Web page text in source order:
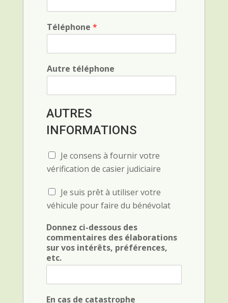
i
q
t
a
Téléphone *
Autre téléphone
é
f
é
e
n
e
*
AUTRES
INFORMATIONS
C
e
k
b
x
F
i
e
l
(
c
Je consens à fournir votre
vérification de casier judiciaire
C
e
k
b
o
x
i
Je suis prêt à utiliser votre
véhicule pour faire du bénévolat
Donnez ci-dessous des
commentaires des élaborations
sur vos intérêts, préférences,
etc.
En cas de catastrophe